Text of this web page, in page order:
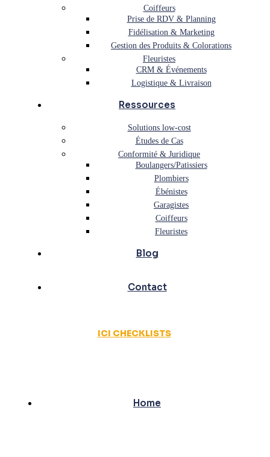
Coiffeurs
Prise de RDV & Planning
Fidélisation & Marketing
Gestion des Produits & Colorations
Fleuristes
CRM & Événements
Logistique & Livraison
Ressources
Solutions low-cost
Études de Cas
Conformité & Juridique
Boulangers/Patissiers
Plombiers
Ébénistes
Garagistes
Coiffeurs
Fleuristes
Blog
Contact
ICI CHECKLISTS
Home